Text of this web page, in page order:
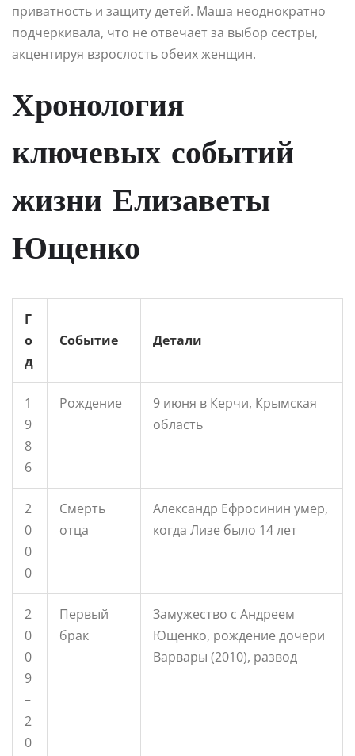
приватность и защиту детей. Маша неоднократно
подчеркивала, что не отвечает за выбор сестры,
акцентируя взрослость обеих женщин.
Хронология
ключевых событий
жизни Елизаветы
Ющенко
Г
о
д
Событие Детали
1
9
8
6
Рождение
9 июня в Керчи, Крымская
область
2
0
0
0
Смерть
отца
Александр Ефросинин умер,
когда Лизе было 14 лет
2
0
0
9
–
2
0
Первый
брак
Замужество с Андреем
Ющенко, рождение дочери
Варвары (2010), развод